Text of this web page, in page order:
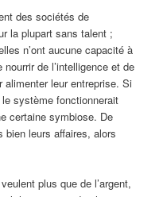
des sociétés de
la plupart sans talent ;
n’ont aucune capacité à
de l’intelligence et de
alimenter leur entreprise. Si
système fonctionnerait
certaine symbiose. De
bien leurs affaires, alors
plus que de l’argent,